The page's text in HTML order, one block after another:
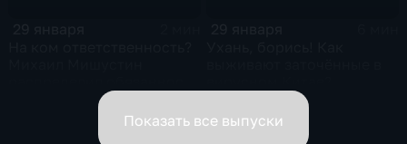
вице-премьеров
Показать все выпуски